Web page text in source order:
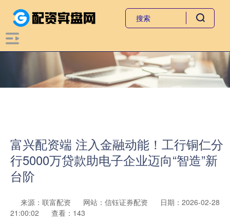
富兴配资端 注入金融动能！工行铜仁分
行5000万贷款助电子企业迈向“智造”新
台阶
来源：联富配资 网站：信钰证券配资
日期：2026-02-28
21:00:02
查看：143